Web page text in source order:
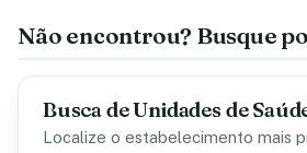
Não encontrou? Busque
Busca de Unidades de
Localize o estabelecimento mais